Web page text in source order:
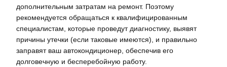
дополнительным затратам на ремонт. Поэтому
рекомендуется обращаться к квалифицированным
специалистам, которые проведут диагностику, выявят
причины утечки (если таковые имеются), и правильно
заправят ваш автокондиционер, обеспечив его
долговечную и бесперебойную работу.